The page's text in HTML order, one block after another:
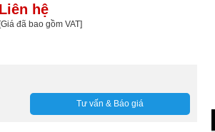
Liên hệ
đã bao gồm VAT]
Tư vấn & Báo giá